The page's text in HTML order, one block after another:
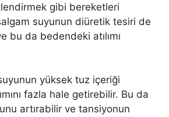
gibi bereketleri
suyunun diüretik tesiri de
bu da bedendeki atılımı
yüksek tuz içeriği
fazla hale getirebilir. Bu da
artırabilir ve tansiyonun